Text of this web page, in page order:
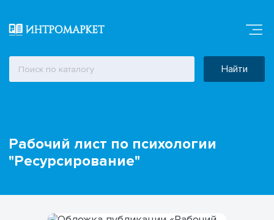
Найти
Рабочий лист по психологии
"Ресурсирование"